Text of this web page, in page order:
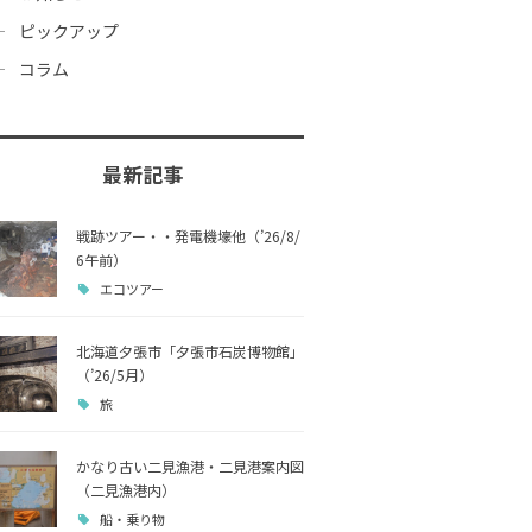
ピックアップ
コラム
最新記事
戦跡ツアー・・発電機壕他（’26/8/
6午前）
エコツアー
北海道夕張市「夕張市石炭博物館」
（’26/5月）
旅
かなり古い二見漁港・二見港案内図
（二見漁港内）
船・乗り物